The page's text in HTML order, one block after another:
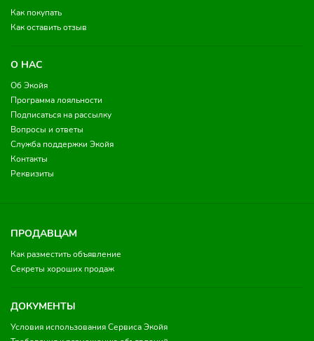
Как покупать
Как оставить отзыв
О НАС
Об Экойя
Программа лояльности
Подписаться на рассылку
Вопросы и ответы
Служба поддержки Экойя
Контакты
Реквизиты
ПРОДАВЦАМ
Как разместить объявление
Секреты хороших продаж
ДОКУМЕНТЫ
Условия использования Сервиса Экойя